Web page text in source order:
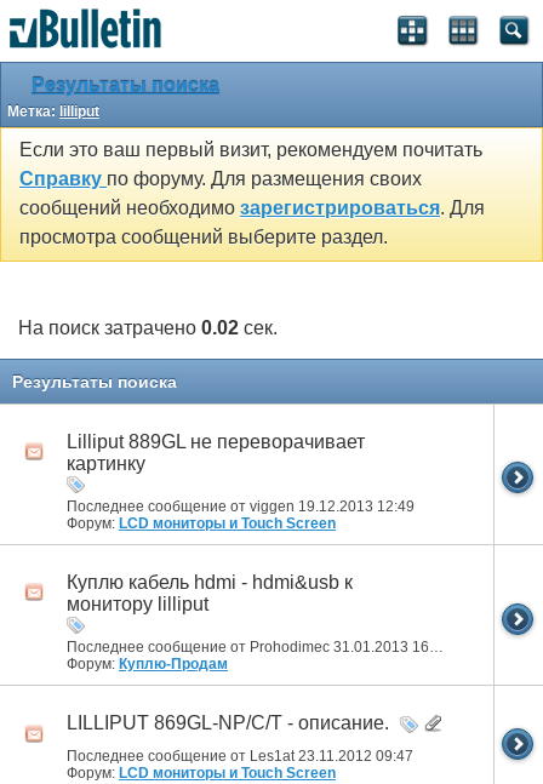
Результаты поиска
Метка: lilliput
Если это ваш первый визит, рекомендуем почитать
Справку по форуму. Для размещения своих
сообщений необходимо зарегистрироваться. Для
просмотра сообщений выберите раздел.
На поиск затрачено 0.02 сек.
Результаты поиска
Lilliput 889GL не переворачивает
картинку
Последнее сообщение от viggen 19.12.2013 12:49
Форум: LCD мониторы и Touch Screen
Куплю кабель hdmi - hdmi&usb к
монитору lilliput
Последнее сообщение от Prohodimec 31.01.2013 16:28
Форум: Куплю-Продам
LILLIPUT 869GL-NP/C/T - описание.
Последнее сообщение от Les1at 23.11.2012 09:47
Форум: LCD мониторы и Touch Screen